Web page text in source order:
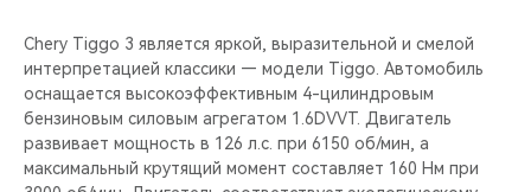
СЕДАНЫ
НОВИНКИ
CHERY CONNECT
ЛЮДИ CHERY
БЛАГОТВОРИТЕЛЬНОСТЬ
Chery Tiggo 3 является яркой, выразительной и смелой
интерпретацией классики — модели Tiggo. Автомобиль
оснащается высокоэффективным 4-цилиндровым
бензиновым силовым агрегатом 1.6DVVT. Двигатель
развивает мощность в 126 л.с. при 6150 об/мин, а
максимальный крутящий момент составляет 160 Нм при